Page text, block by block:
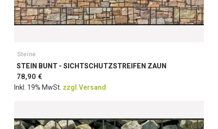
Steine
STEIN BUNT - SICHTSCHUTZSTREIFEN ZAUN
78,90 €
Inkl. 19% MwSt. zzgl.Versand